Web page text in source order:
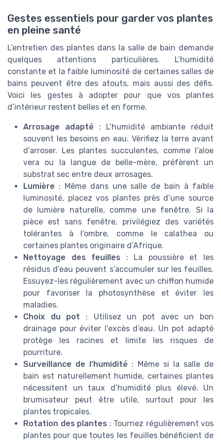
Gestes essentiels pour garder vos plantes
en pleine santé
L’entretien des plantes dans la salle de bain demande
quelques attentions particulières. L’humidité
constante et la faible luminosité de certaines salles de
bains peuvent être des atouts, mais aussi des défis.
Voici les gestes à adopter pour que vos plantes
d’intérieur restent belles et en forme.
Arrosage adapté : L’humidité ambiante réduit
souvent les besoins en eau. Vérifiez la terre avant
d’arroser. Les plantes succulentes, comme l’aloe
vera ou la langue de belle-mère, préfèrent un
substrat sec entre deux arrosages.
Lumière : Même dans une salle de bain à faible
luminosité, placez vos plantes près d’une source
de lumière naturelle, comme une fenêtre. Si la
pièce est sans fenêtre, privilégiez des variétés
tolérantes à l’ombre, comme le calathea ou
certaines plantes originaire d’Afrique.
Nettoyage des feuilles : La poussière et les
résidus d’eau peuvent s’accumuler sur les feuilles.
Essuyez-les régulièrement avec un chiffon humide
pour favoriser la photosynthèse et éviter les
maladies.
Choix du pot : Utilisez un pot avec un bon
drainage pour éviter l’excès d’eau. Un pot adapté
protège les racines et limite les risques de
pourriture.
Surveillance de l’humidité : Même si la salle de
bain est naturellement humide, certaines plantes
nécessitent un taux d’humidité plus élevé. Un
brumisateur peut être utile, surtout pour les
plantes tropicales.
Rotation des plantes : Tournez régulièrement vos
plantes pour que toutes les feuilles bénéficient de